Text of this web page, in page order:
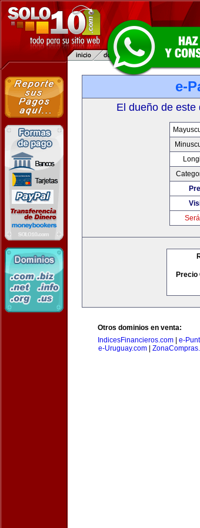
e-
El dueño de este
Precio
Otros dominios en venta:
IndicesFinancieros.com
e-
e-Uruguay.com